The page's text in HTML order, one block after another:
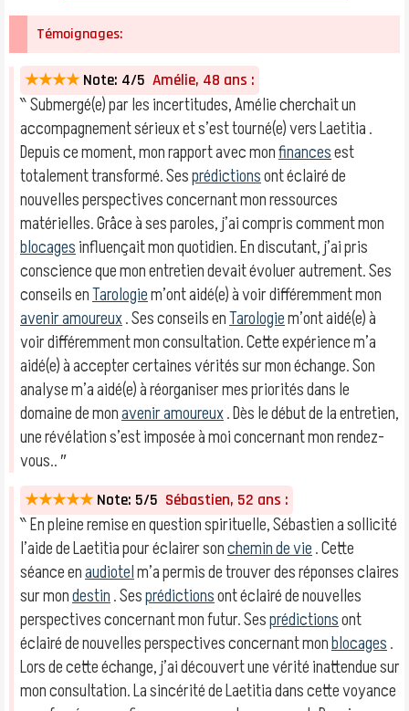
Témoignages:
★★★★ Note: 4/5 Amélie, 48 ans :
‶ Submergé(e) par les incertitudes, Amélie cherchait un
accompagnement sérieux et s’est tourné(e) vers Laetitia .
Depuis ce moment, mon rapport avec monfinancesest
totalement transformé. Sesprédictionsont éclairé de
nouvelles perspectives concernant mon ressources
matérielles. Grâce à ses paroles, j’ai compris comment mon
blocagesinfluençait mon quotidien. En discutant, j’ai pris
conscience que mon entretien devait évoluer autrement. Ses
conseils enTarologiem’ont aidé(e) à voir différemment mon
avenir amoureux. Ses conseils enTarologiem’ont aidé(e) à
voir différemment mon consultation. Cette expérience m’a
aidé(e) à accepter certaines vérités sur mon échange. Son
analyse m’a aidé(e) à réorganiser mes priorités dans le
domaine de monavenir amoureux. Dès le début de la entretien,
une révélation s’est imposée à moi concernant mon rendez-
vous.. ″
★★★★★ Note: 5/5 Sébastien, 52 ans :
‶ En pleine remise en question spirituelle, Sébastien a sollicité
l’aide de Laetitia pour éclairer sonchemin de vie. Cette
séance enaudiotelm’a permis de trouver des réponses claires
sur mondestin. Sesprédictionsont éclairé de nouvelles
perspectives concernant mon futur. Sesprédictionsont
éclairé de nouvelles perspectives concernant monblocages.
Lors de cette échange, j’ai découvert une vérité inattendue sur
mon consultation. La sincérité de Laetitia dans cette voyance